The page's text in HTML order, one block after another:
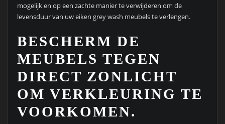
mogelijk en op een zachte manier te verwijderen om de
levensduur van uw eiken grey wash meubels te verlengen.
BESCHERM DE
MEUBELS TEGEN
DIRECT ZONLICHT
OM VERKLEURING TE
VOORKOMEN.